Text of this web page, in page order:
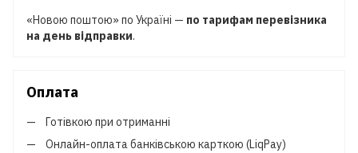
«Новою поштою» по Україні — по тарифам перевізника
на день відправки.
Оплата
Готівкою при отриманні
Онлайн-оплата банківською карткою (LiqPay)